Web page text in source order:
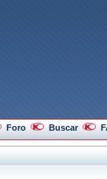
Foro Buscar